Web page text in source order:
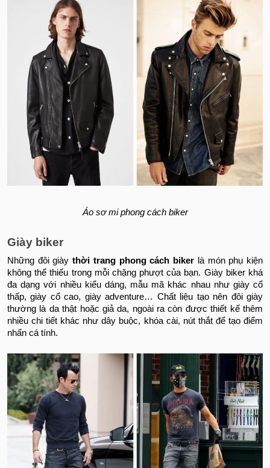
Áo sơ mi phong cách biker
Giày biker
Những đôi giàythời trang phong cách biker là món phụ kiện
không thể thiếu trong mỗi chặng phượt của bạn. Giày biker khá
đa dạng với nhiều kiểu dáng, mẫu mã khác nhau như giày cổ
thấp, giày cổ cao, giày adventure… Chất liệu tạo nên đôi giày
thường là da thật hoặc giả da, ngoài ra còn được thiết kế thêm
nhiều chi tiết khác như dây buộc, khóa cài, nút thắt để tạo điểm
nhấn cá tính.